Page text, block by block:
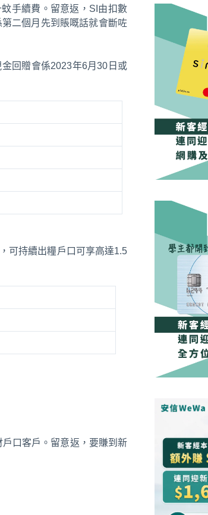
手續費。留意返，SI由扣數
二個月先到賬嘅話就會斷咗
回贈會係2023年6月30日或
可持續出糧戶口可享高達1.5
口客戶。留意返，要賺到新